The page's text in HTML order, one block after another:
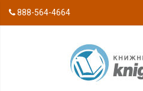
888-564-4664